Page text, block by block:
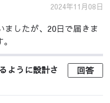
2024年11月08日
ましたが、20日で届きま
ように設計さ
回答